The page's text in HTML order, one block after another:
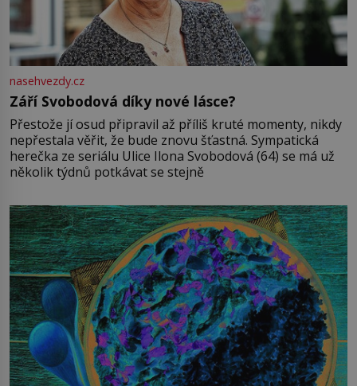
nasehvezdy.cz
Září Svobodová díky nové lásce?
Přestože jí osud připravil až příliš kruté momenty, nikdy
nepřestala věřit, že bude znovu šťastná. Sympatická
herečka ze seriálu Ulice Ilona Svobodová (64) se má už
několik týdnů potkávat se stejně